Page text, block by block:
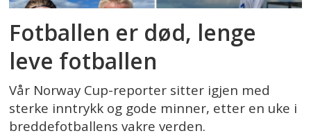
Fotballen er død, lenge
leve fotballen
Vår Norway Cup-reporter sitter igjen med
sterke inntrykk og gode minner, etter en uke i
breddefotballens vakre verden.